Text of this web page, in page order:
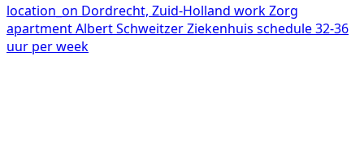
location_on Dordrecht, Zuid-Holland workZorg
apartmentAlbert Schweitzer Ziekenhuis schedule32-36
uur per week